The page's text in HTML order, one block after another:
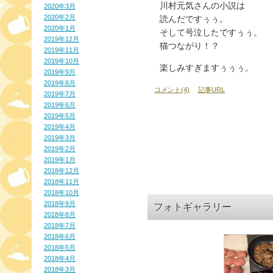
2020年3月
2020年2月
2020年1月
2019年12月
2019年11月
2019年10月
2019年9月
2019年8月
2019年7月
2019年6月
2019年5月
2019年4月
2019年3月
2019年2月
2019年1月
2018年12月
2018年11月
2018年10月
2018年9月
2018年8月
2018年7月
2018年6月
2018年5月
2018年4月
2018年3月
川村元気さんの小説は
読んだですぅぅ。
そして号泣したですぅぅ。
猫つながり！？
楽しみすぎますぅぅぅ。
コメント(4) 記事URL
フォトギャラリー